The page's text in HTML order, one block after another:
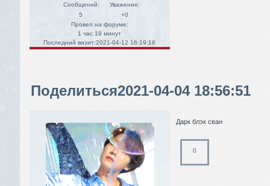
Сообщений:
5
Уважение:
+0
Провел на форуме:
1 час 19 минут
Последний визит:2021-04-12 16:19:16
Поделиться2021-04-04 18:56:51
Дарк блэк сван
0